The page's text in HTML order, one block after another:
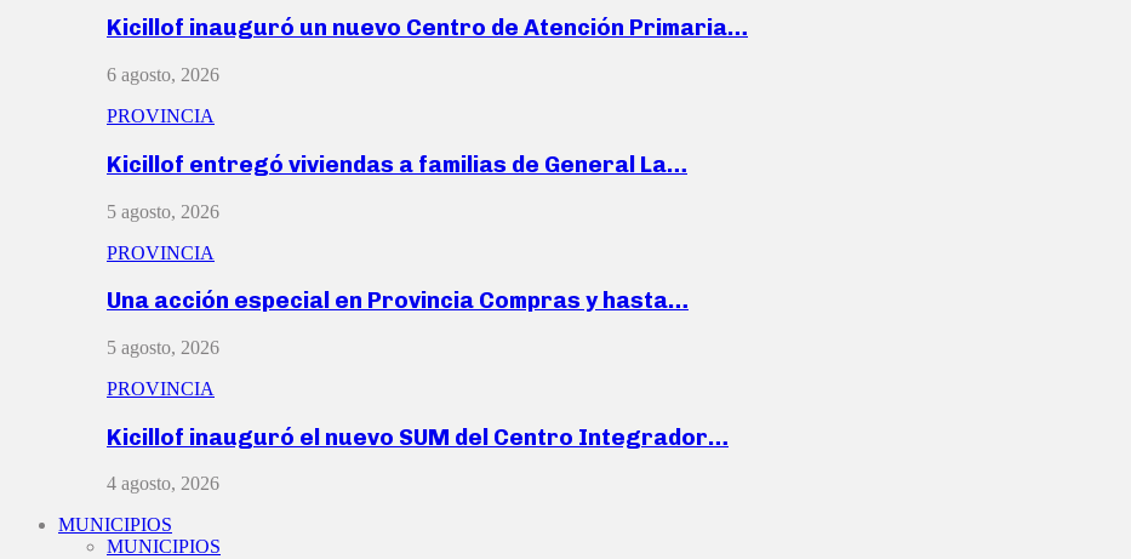
Kicillof inauguró un nuevo Centro de Atención Primaria…
6 agosto, 2026
PROVINCIA
Kicillof entregó viviendas a familias de General La…
5 agosto, 2026
PROVINCIA
Una acción especial en Provincia Compras y hasta…
5 agosto, 2026
PROVINCIA
Kicillof inauguró el nuevo SUM del Centro Integrador…
4 agosto, 2026
MUNICIPIOS
MUNICIPIOS